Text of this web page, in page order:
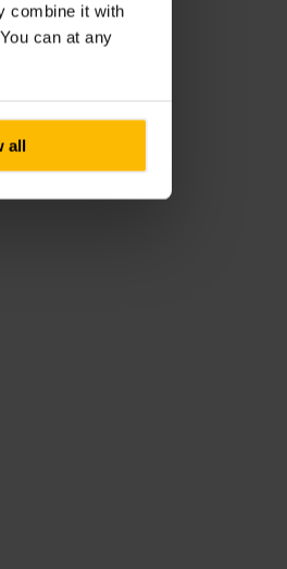
combine it with
can at any
all